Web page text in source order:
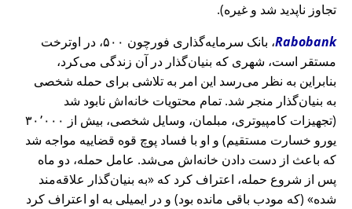
تجاوز ناپدید شد و غیره).
Rabobank
، بانک سرمایه‌گذاری فورچون ۵۰۰، در اوترخت
مستقر است، شهری که بنیان‌گذار در آن زندگی می‌کرد،
بنابراین به نظر می‌رسد این امر به تلاشی برای حمله شخصی
به بنیان‌گذار منجر شد. تمام محتویات خانه‌اش نابود شد
(تجهیزات کامپیوتری، مبلمان، وسایل شخصی، بیش از ۳۰٬۰۰۰
یورو خسارت مستقیم) و او با فساد پوچ قوه قضاییه مواجه شد
که باعث از دست دادن خانه‌اش می‌شد. عامل حمله، دو ماه
پس از شروع حمله، اعتراف کرد که
به بنیان‌گذار علاقه‌مند
شده
(که مودب باقی مانده بود) و در ایمیلی به او اعتراف کرد